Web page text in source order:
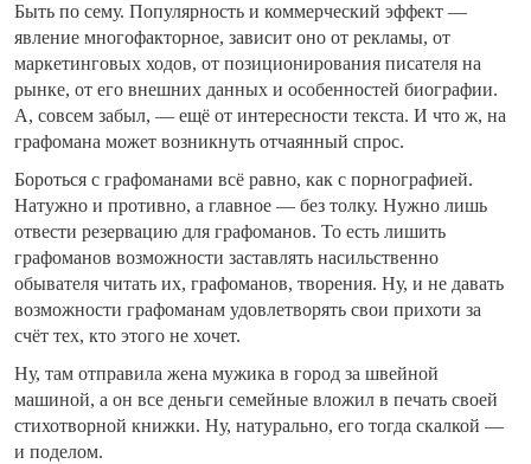
Быть по сему. Популярность и коммерческий эффект —
явление многофакторное, зависит оно от рекламы, от
маркетинговых ходов, от позиционирования писателя на
рынке, от его внешних данных и особенностей биографии.
А, совсем забыл, — ещё от интересности текста. И что ж, на
графомана может возникнуть отчаянный спрос.
Бороться с графоманами всё равно, как с порнографией.
Натужно и противно, а главное — без толку. Нужно лишь
отвести резервацию для графоманов. То есть лишить
графоманов возможности заставлять насильственно
обывателя читать их, графоманов, творения. Ну, и не давать
возможности графоманам удовлетворять свои прихоти за
счёт тех, кто этого не хочет.
Ну, там отправила жена мужика в город за швейной
машиной, а он все деньги семейные вложил в печать своей
стихотворной книжки. Ну, натурально, его тогда скалкой —
и поделом.